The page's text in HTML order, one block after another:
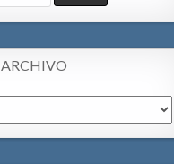
ARCHIVO